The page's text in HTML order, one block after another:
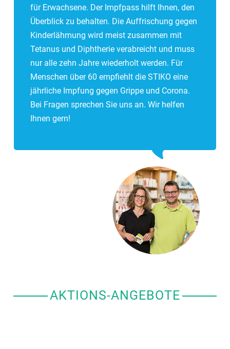
für Erwachsene. Der Impfpass hilft Ihnen, den
Überblick zu behalten. Die Auffrischung gegen
Kinderlähmung wird meist zusammen mit
Tetanus und Diphtherie verabreicht und muss
nur alle zehn Jahre wiederholt werden. Für
Menschen über 60 empfiehlt die STIKO eine
jährliche Impfung gegen Grippe und Corona.
Bei Fragen sprechen Sie uns an. Wir helfen
Ihnen gern!
AKTIONS-ANGEBOTE